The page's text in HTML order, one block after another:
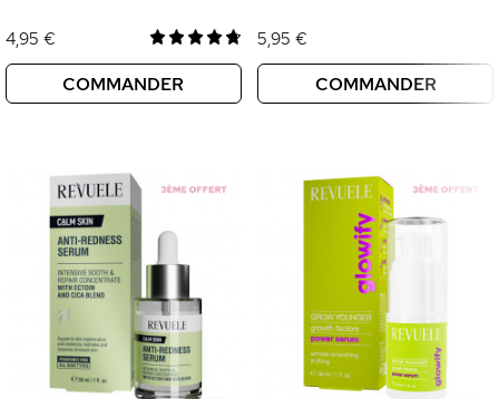
4,95 €
COMMANDER
5,95 €
COMMANDER